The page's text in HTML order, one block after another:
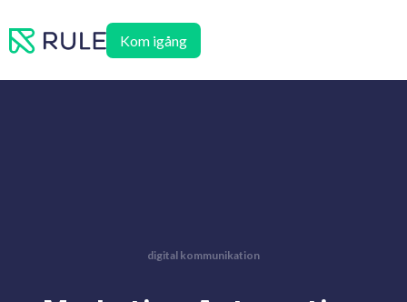
till
Kom igång
digital kommunikation